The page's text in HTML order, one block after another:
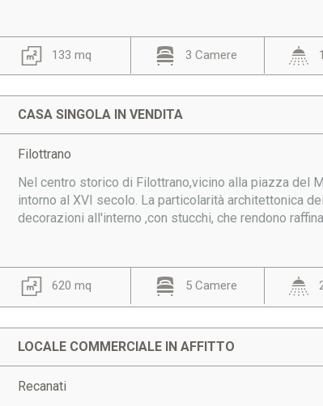
133 mq 3 Camere
CASA SINGOLA IN VENDITA
Filottrano
Nel centro storico di Filottrano,vicino alla piazza del
intorno al XVI secolo. La particolarità architettonica
decorazioni all'interno ,con stucchi, che rendono
620 mq 5 Camere
LOCALE COMMERCIALE IN AFFITTO
Recanati